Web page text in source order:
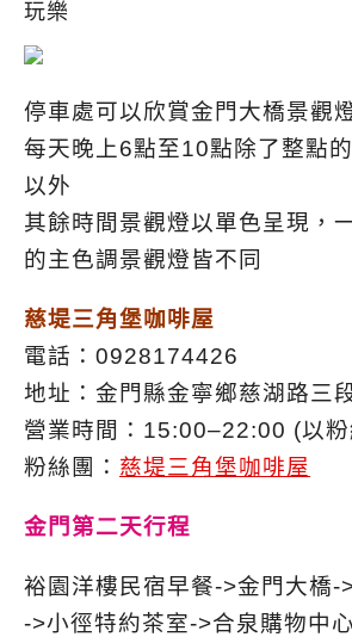
停車處可以欣賞金門大橋景觀
每天晚上6點至10點除了整點
以外
其餘時間景觀燈以單色呈現，
的主色調景觀燈皆不同
慈堤三角堡咖啡屋
電話：0928174426
地址：金門縣金寧鄉慈湖路三
營業時間：15:00–22:00 (以
粉絲團： 慈堤三角堡咖啡屋
金門第二天行程
裕園洋樓民宿早餐->金門大橋-
->小徑特約茶室->合泉購物中